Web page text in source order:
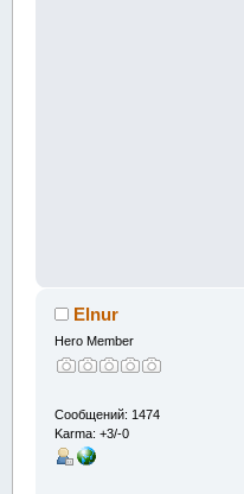
Elnur
Hero Member
Сообщений: 1474
Karma: +3/-0